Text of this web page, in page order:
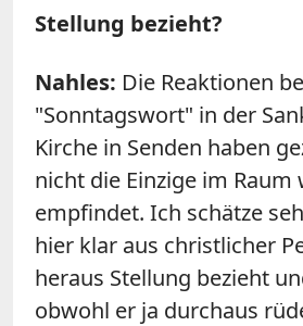
Stellung bezieht?
Nahles: Die Reaktionen
"Sonntagswort" in der
Kirche in Senden haben
nicht die Einzige im Raum
empfindet. Ich schätze
hier klar aus christlicher
heraus Stellung bezieht
obwohl er ja durchaus